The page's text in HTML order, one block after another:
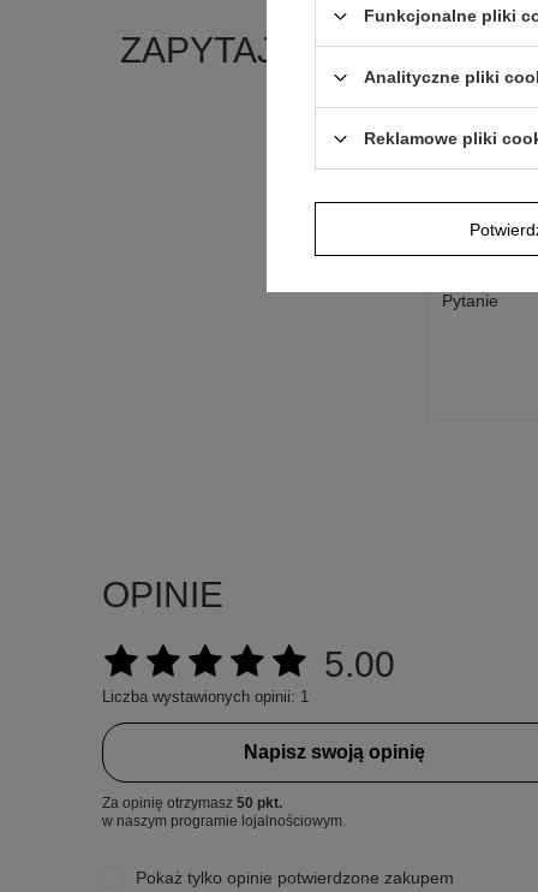
ZAPYTAJ O PRODUKT
Postaramy
E-mail
Pytanie
OPINIE
5.00
Liczba wystawionych opinii: 1
Napisz swoją opinię
Za opinię otrzymasz 50 pkt.
w naszym programie lojalnościowym.
Pokaż tylko opinie potwierdzone zakupem
Funkcjonalne pliki
Analityczne pliki
Reklamowe pliki